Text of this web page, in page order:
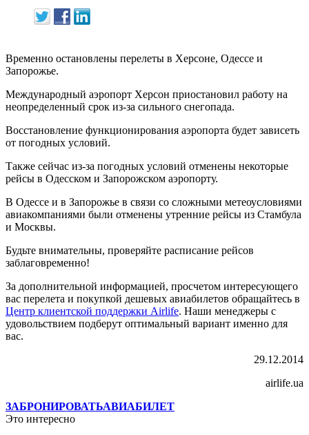
Временно остановлены перелеты в Херсоне, Одессе и
Запорожье.
Международный аэропорт Херсон приостановил работу на
неопределенный срок из-за сильного снегопада.
Восстановление функционирования аэропорта будет зависеть
от погодных условий.
Также сейчас из-за погодных условий отменены некоторые
рейсы в Одесском и Запорожском аэропорту.
В Одессе и в Запорожье в связи со сложными метеоусловиями
авиакомпаниями были отменены утренние рейсы из Стамбула
и Москвы.
Будьте внимательны, проверяйте расписание рейсов
заблаговременно!
За дополнительной информацией, просчетом интересующего
вас перелета и покупкой дешевых авиабилетов обращайтесь в
Центр клиентской поддержки Airlife. Наши менеджеры с
удовольствием подберут оптимальный вариант именно для
вас.
29.12.2014
airlife.ua
ЗАБРОНИРОВАТЬАВИАБИЛЕТ
Это интересно